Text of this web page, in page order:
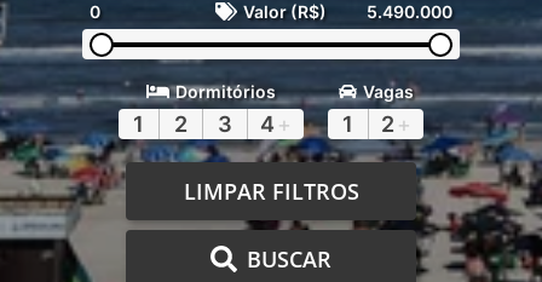
0 Valor (R$) 5.490.000
Dormitórios
1 2 3 4 +
Vagas
1 2 +
LIMPAR FILTROS
BUSCAR